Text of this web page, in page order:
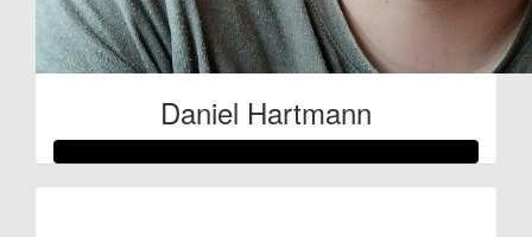
Daniel Hartmann